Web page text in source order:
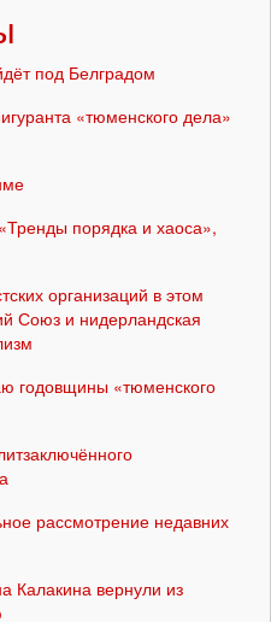
под Белградом
«тюменского дела»
порядка и хаоса»,
организаций в этом
Союз и нидерландская
годовщины «тюменского
рассмотрение недавних
Калакина вернули из